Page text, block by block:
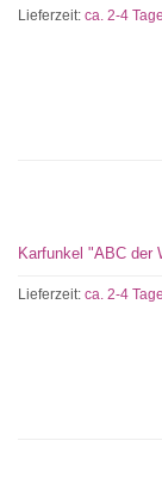
Lieferzeit: ca. 2-4 Tage
Karfunkel "ABC der
Lieferzeit: ca. 2-4 Tage